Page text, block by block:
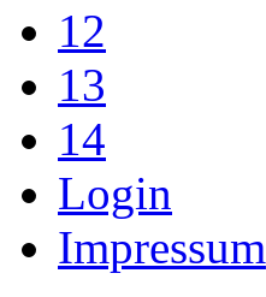
12
13
14
Login
Impressum